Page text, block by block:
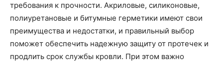
требования к прочности. Акриловые, силиконовые,
полиуретановые и битумные герметики имеют свои
преимущества и недостатки, и правильный выбор
поможет обеспечить надежную защиту от протечек и
продлить срок службы кровли. При этом важно